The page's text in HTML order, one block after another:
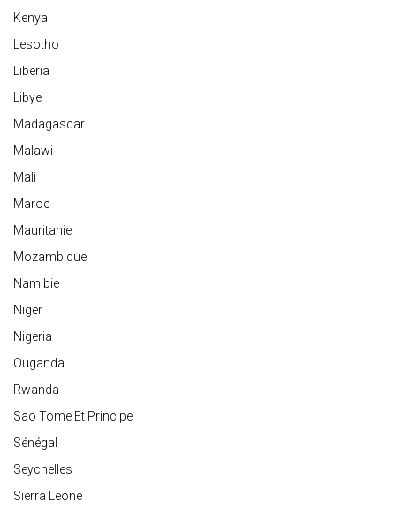
Kenya
Lesotho
Liberia
Libye
Madagascar
Malawi
Mali
Maroc
Mauritanie
Mozambique
Namibie
Niger
Nigeria
Ouganda
Rwanda
Sao Tome Et Principe
Sénégal
Seychelles
Sierra Leone